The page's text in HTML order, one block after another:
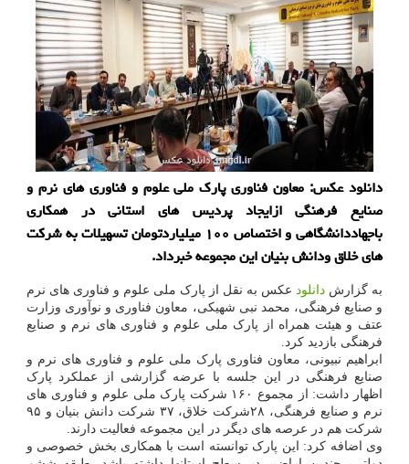
دانلود عکس: معاون فناوری پارک ملی علوم و فناوری های نرم و
صنایع فرهنگی ازایجاد پردیس های استانی در همکاری
باجهاددانشگاهی و اختصاص ۱۰۰ میلیاردتومان تسهیلات به شرکت
های خلاق ودانش بنیان این مجموعه خبرداد.
به گزارش دانلود عکس به نقل از پارک ملی علوم و فناوری های نرم
و صنایع فرهنگی، محمد نبی شهیکی، معاون فناوری و نوآوری وزارت
عتف و هیئت همراه از پارک ملی علوم و فناوری های نرم و صنایع
فرهنگی بازدید کرد.
ابراهیم نبیونی، معاون فناوری پارک ملی علوم و فناوری های نرم و
صنایع فرهنگی در این جلسه با عرضه گزارشی از عملکرد پارک
اظهار داشت: از مجموع ۱۶۰ شرکت پارک ملی علوم و فناوری های
نرم و صنایع فرهنگی، ۲۸شرکت خلاق، ۳۷ شرکت دانش بنیان و ۹۵
شرکت هم در عرصه های دیگر در این مجموعه فعالیت دارند.
وی اضافه کرد: این پارک توانسته است با همکاری بخش خصوصی و